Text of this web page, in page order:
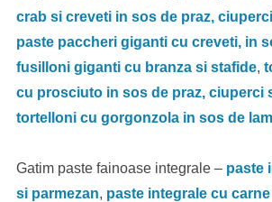
crab si creveti in sos de praz,
paste paccheri giganti cu creveti, in
fusilloni giganti cu branza si stafide,
cu prosciuto in sos de praz, ciuperci
tortelloni cu gorgonzola in sos de
Gatim paste fainoase integrale – paste
si parmezan, paste integrale cu